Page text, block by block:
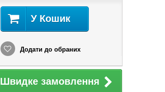
У Кошик
Додати до обраних
Швидке замовлення